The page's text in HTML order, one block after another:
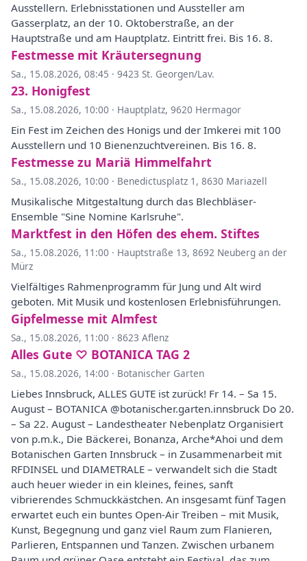
Ausstellern. Erlebnisstationen und Aussteller am
Gasserplatz, an der 10. Oktoberstraße, an der
Hauptstraße und am Hauptplatz. Eintritt frei. Bis 16. 8.
Festmesse mit Kräutersegnung
Sa., 15.08.2026, 08:45 · 9423 St. Georgen/Lav.
23. Honigfest
Sa., 15.08.2026, 10:00 · Hauptplatz, 9620 Hermagor
Ein Fest im Zeichen des Honigs und der Imkerei mit 100
Ausstellern und 10 Bienenzuchtvereinen. Bis 16. 8.
Festmesse zu Mariä Himmelfahrt
Sa., 15.08.2026, 10:00 · Benedictusplatz 1, 8630 Mariazell
Musikalische Mitgestaltung durch das Blechbläser-
Ensemble "Sine Nomine Karlsruhe".
Marktfest in den Höfen des ehem. Stiftes
Sa., 15.08.2026, 11:00 · Hauptstraße 13, 8692 Neuberg an der
Mürz
Vielfältiges Rahmenprogramm für Jung und Alt wird
geboten. Mit Musik und kostenlosen Erlebnisführungen.
Gipfelmesse mit Almfest
Sa., 15.08.2026, 11:00 · 8623 Aflenz
Alles Gute ♡ BOTANICA TAG 2
Sa., 15.08.2026, 14:00 · Botanischer Garten
Liebes Innsbruck, ALLES GUTE ist zurück! Fr 14. – Sa 15.
August – BOTANICA @botanischer.garten.innsbruck Do 20.
– Sa 22. August – Landestheater Nebenplatz Organisiert
von p.m.k., Die Bäckerei, Bonanza, Arche*Ahoi und dem
Botanischen Garten Innsbruck – in Zusammenarbeit mit
RFDINSEL und DIAMETRALE – verwandelt sich die Stadt
auch heuer wieder in ein kleines, feines, sanft
vibrierendes Schmuckkästchen. An insgesamt fünf Tagen
erwartet euch ein buntes Open-Air Treiben – mit Musik,
Kunst, Begegnung und ganz viel Raum zum Flanieren,
Parlieren, Entspannen und Tanzen. Zwischen urbanem